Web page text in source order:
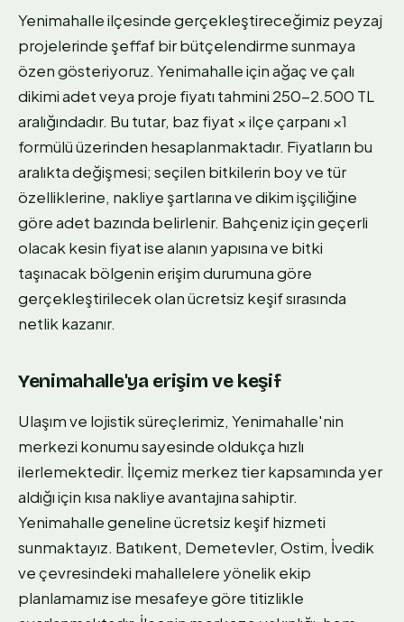
Yenimahalle ilçesinde gerçekleştireceğimiz peyzaj
projelerinde şeffaf bir bütçelendirme sunmaya
özen gösteriyoruz. Yenimahalle için ağaç ve çalı
dikimi adet veya proje fiyatı tahmini 250-2.500 TL
aralığındadır. Bu tutar, baz fiyat × ilçe çarpanı ×1
formülü üzerinden hesaplanmaktadır. Fiyatların bu
aralıkta değişmesi; seçilen bitkilerin boy ve tür
özelliklerine, nakliye şartlarına ve dikim işçiliğine
göre adet bazında belirlenir. Bahçeniz için geçerli
olacak kesin fiyat ise alanın yapısına ve bitki
taşınacak bölgenin erişim durumuna göre
gerçekleştirilecek olan ücretsiz keşif sırasında
netlik kazanır.
Yenimahalle'ya erişim ve keşif
Ulaşım ve lojistik süreçlerimiz, Yenimahalle'nin
merkezi konumu sayesinde oldukça hızlı
ilerlemektedir. İlçemiz merkez tier kapsamında yer
aldığı için kısa nakliye avantajına sahiptir.
Yenimahalle geneline ücretsiz keşif hizmeti
sunmaktayız. Batıkent, Demetevler, Ostim, İvedik
ve çevresindeki mahallelere yönelik ekip
planlamamız ise mesafeye göre titizlikle